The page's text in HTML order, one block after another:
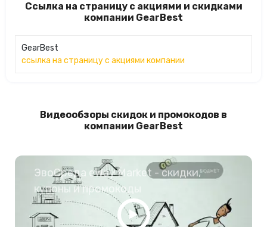
Ссылка на страницу с акциями и скидками
компании GearBest
GearBest
ссылка на страницу с акциями компании
Видеообзоры скидок и промокодов в
компании GearBest
ЭвоСреда eWay Market - скидки,
купоны и промокоды